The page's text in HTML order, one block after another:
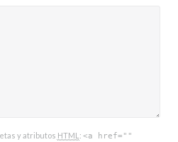
y atributos HTML : <a href=""